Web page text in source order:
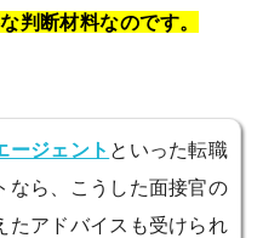
判断材料なのです。
ージェント といった転職
なら、こうした面接官の
たアドバイスも受けられ